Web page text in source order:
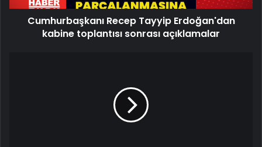
Cumhurbaşkanı Recep Tayyip Erdoğan'dan
kabine toplantısı sonrası açıklamalar